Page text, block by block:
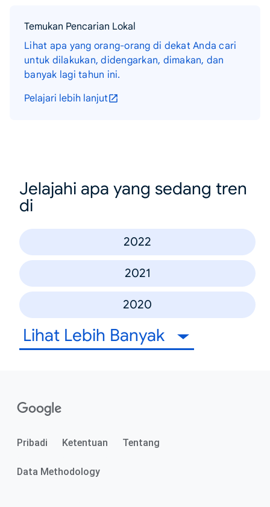
Temukan Pencarian Lokal
Lihat apa yang orang-orang di dekat Anda cari
untuk dilakukan, didengarkan, dimakan, dan
banyak lagi tahun ini.
Pelajari lebih lanjut
Jelajahi apa yang sedang tren
di
2022
2021
2020
Lihat Lebih Banyak
Pribadi Ketentuan Tentang
Data Methodology